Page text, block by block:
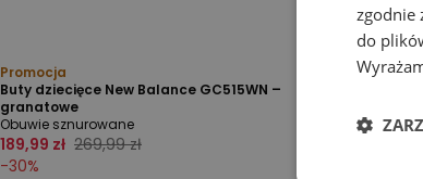
Promocja
Buty dziecięce New Balance GC515WN –
granatowe
Obuwie sznurowane
189,99 zł 269,99 zł
-30%
zgodnie
do